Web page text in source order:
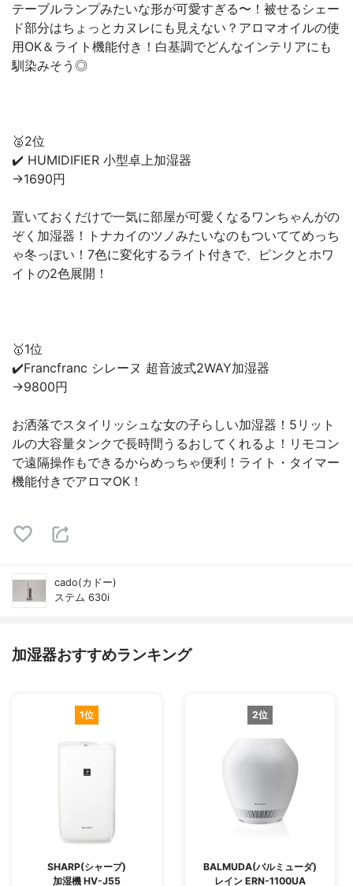
テーブルランプみたいな形が可愛すぎる〜！被せるシェー
ド部分はちょっとカヌレにも見えない？アロマオイルの使
用OK＆ライト機能付き！白基調でどんなインテリアにも
馴染みそう◎
🥈2位
✔️ HUMIDIFIER 小型卓上加湿器
→1690円
置いておくだけで一気に部屋が可愛くなるワンちゃんがの
ぞく加湿器！トナカイのツノみたいなのもついててめっち
ゃ冬っぽい！7色に変化するライト付きで、ピンクとホワ
イトの2色展開！
🥇1位
✔️Francfranc シレーヌ 超音波式2WAY加湿器
→9800円
お洒落でスタイリッシュな女の子らしい加湿器！5リット
ルの大容量タンクで長時間うるおしてくれるよ！リモコン
で遠隔操作もできるからめっちゃ便利！ライト・タイマー
機能付きでアロマOK！
cado(カドー)
ステム 630i
加湿器おすすめランキング
1位
SHARP(シャープ)
加湿機 HV-J55
2位
BALMUDA(バルミューダ)
レイン ERN-1100UA